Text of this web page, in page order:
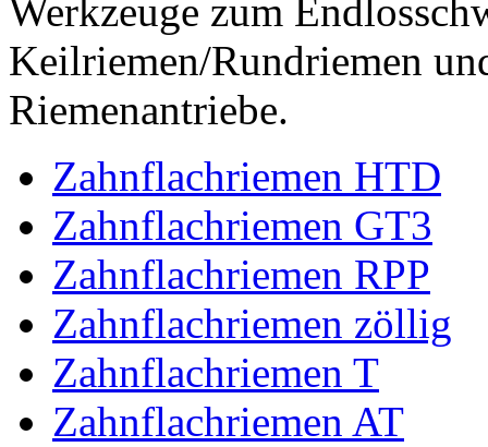
Werkzeuge zum
Keilriemen/Rundriemen
Riemenantriebe.
Zahnflachriemen HTD
Zahnflachriemen GT3
Zahnflachriemen RPP
Zahnflachriemen zöllig
Zahnflachriemen T
Zahnflachriemen AT